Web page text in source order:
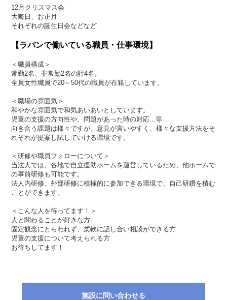
12月クリスマス会
大晦日、お正月
それぞれの誕生日会などなど
【ラパンで働いている職員・仕事環境】
＜職員構成＞
常勤2名、非常勤2名の計4名。
全員女性職員で20～50代の職員が在籍しています。
＜職場の雰囲気＞
和やかな雰囲気で和気あいあいとしています。
児童の支援の方向性や、問題があった時の対応...等
向き合う課題は様々ですが、意見が言いやすく、様々な支援方法をそ
れぞれが提案し試していける環境です。
＜研修や職員フォローについて＞
当法人では、各地で自立援助ホームを運営しているため、他ホームで
の事前研修も可能です。
法人内研修、外部研修に積極的に参加できる環境で、自己研鑽を積む
ことができます。
＜こんな人を待ってます！＞
人と関わることが好きな方
固定観念にとらわれず、柔軟に話し合い相談ができる方
児童の支援について考えられる方
お待ちしてます！
施設に問い合わせる